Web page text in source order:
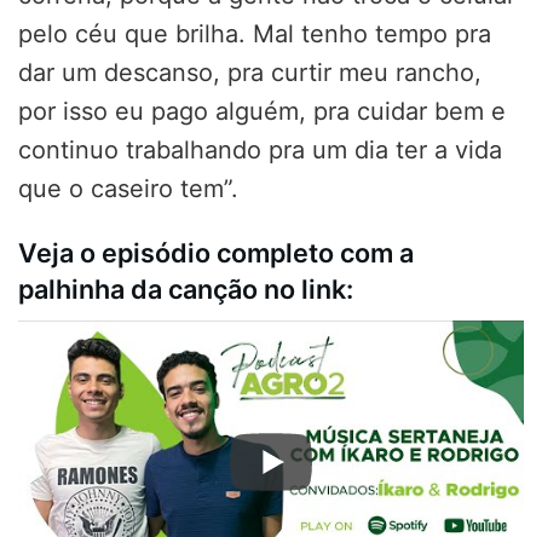
pelo céu que brilha. Mal tenho tempo pra
dar um descanso, pra curtir meu rancho,
por isso eu pago alguém, pra cuidar bem e
continuo trabalhando pra um dia ter a vida
que o caseiro tem”.
Veja o episódio completo com a
palhinha da canção no link: